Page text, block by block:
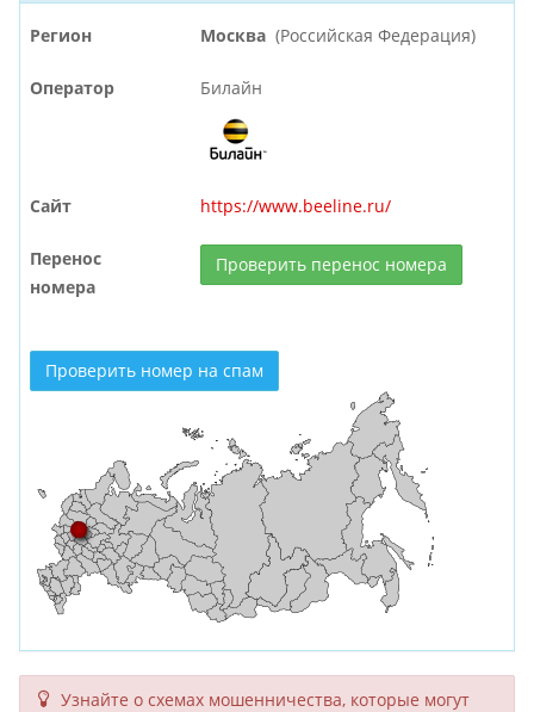
Регион Москва (Российская Федерация)
Оператор Билайн
Сайт https://www.beeline.ru/
Перенос
номера
Проверить перенос номера
Проверить номер на спам
Узнайте о схемах мошенни­чества, кото­рые могут